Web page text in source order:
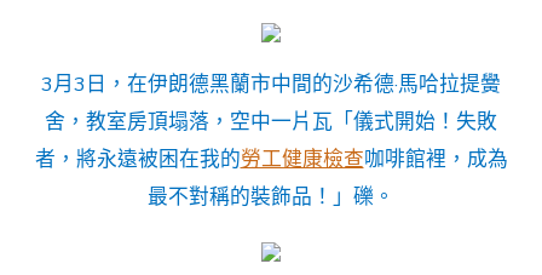
3月3日，在伊朗德黑蘭市中間的沙希德·馬哈拉提黌
舍，教室房頂塌落，空中一片瓦「儀式開始！失敗
者，將永遠被困在我的勞工健康檢查咖啡館裡，成為
最不對稱的裝飾品！」礫。